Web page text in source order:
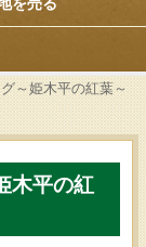
～姫木平の紅葉～
木平の紅